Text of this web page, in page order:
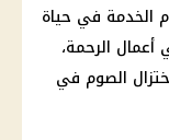
الخدمة في حياة
أعمال الرحمة،
الصوم في